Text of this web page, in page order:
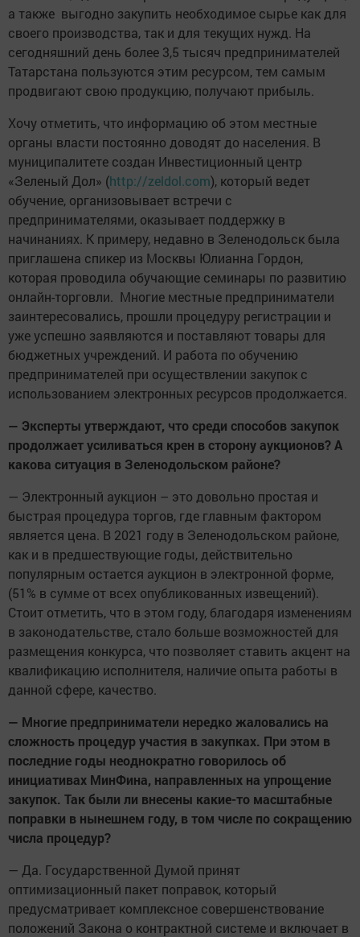
а также выгодно закупить необходимое сырье как для
своего производства, так и для текущих нужд. На
сегодняшний день более 3,5 тысяч предпринимателей
Татарстана пользуются этим ресурсом, тем самым
продвигают свою продукцию, получают прибыль.
Хочу отметить, что информацию об этом местные
органы власти постоянно доводят до населения. В
муниципалитете создан Инвестиционный центр
«Зеленый Дол» (http://zeldol.com), который ведет
обучение, организовывает встречи с
предпринимателями, оказывает поддержку в
начинаниях. К примеру, недавно в Зеленодольск была
приглашена спикер из Москвы Юлианна Гордон,
которая проводила обучающие семинары по развитию
онлайн-торговли. Многие местные предприниматели
заинтересовались, прошли процедуру регистрации и
уже успешно заявляются и поставляют товары для
бюджетных учреждений. И работа по обучению
предпринимателей при осуществлении закупок с
использованием электронных ресурсов продолжается.
— Эксперты утверждают, что среди способов закупок
продолжает усиливаться крен в сторону аукционов? А
какова ситуация в Зеленодольском районе?
— Электронный аукцион – это довольно простая и
быстрая процедура торгов, где главным фактором
является цена. В 2021 году в Зеленодольском районе,
как и в предшествующие годы, действительно
популярным остается аукцион в электронной форме,
(51% в сумме от всех опубликованных извещений).
Стоит отметить, что в этом году, благодаря изменениям
в законодательстве, стало больше возможностей для
размещения конкурса, что позволяет ставить акцент на
квалификацию исполнителя, наличие опыта работы в
данной сфере, качество.
— Многие предприниматели нередко жаловались на
сложность процедур участия в закупках. При этом в
последние годы неоднократно говорилось об
инициативах МинФина, направленных на упрощение
закупок. Так были ли внесены какие-то масштабные
поправки в нынешнем году, в том числе по сокращению
числа процедур?
— Да. Государственной Думой принят
оптимизационный пакет поправок, который
предусматривает комплексное совершенствование
положений Закона о контрактной системе и включает в